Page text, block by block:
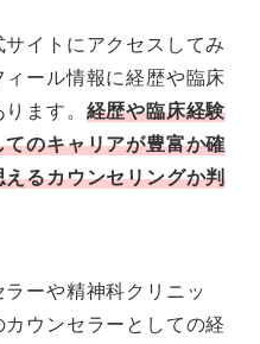
イトにアクセスしてみ
ール情報に経歴や臨床
ます。 経歴や臨床経験
のキャリアが豊富か確
るカウンセリングか判
ーや精神科クリニッ
ウンセラーとしての経